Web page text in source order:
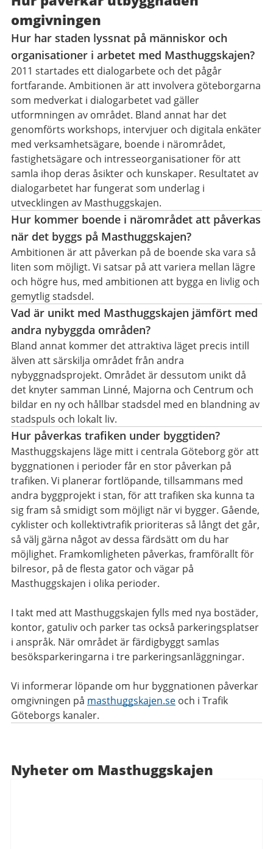
omgivningen
Hur har staden lyssnat på människor och
organisationer i arbetet med Masthuggskajen?
2011 startades ett dialogarbete och det pågår
fortfarande. Ambitionen är att involvera göteborgarna
som medverkat i dialogarbetet vad gäller
utformningen av området. Bland annat har det
genomförts workshops, intervjuer och digitala enkäter
med verksamhetsägare, boende i närområdet,
fastighetsägare och intresseorganisationer för att
samla ihop deras åsikter och kunskaper. Resultatet av
dialogarbetet har fungerat som underlag i
utvecklingen av Masthuggskajen.
Hur kommer boende i närområdet att påverkas
när det byggs på Masthuggskajen?
Ambitionen är att påverkan på de boende ska vara så
liten som möjligt. Vi satsar på att variera mellan lägre
och högre hus, med ambitionen att bygga en livlig och
gemytlig stadsdel.
Vad är unikt med Masthuggskajen jämfört med
andra nybyggda områden?
Bland annat kommer det attraktiva läget precis intill
älven att särskilja området från andra
nybyggnadsprojekt. Området är dessutom unikt då
det knyter samman Linné, Majorna och Centrum och
bildar en ny och hållbar stadsdel med en blandning av
stadspuls och lokalt liv.
Hur påverkas trafiken under byggtiden?
Masthuggskajens läge mitt i centrala Göteborg gör att
byggnationen i perioder får en stor påverkan på
trafiken. Vi planerar fortlöpande, tillsammans med
andra byggprojekt i stan, för att trafiken ska kunna ta
sig fram så smidigt som möjligt när vi bygger. Gående,
cyklister och kollektivtrafik prioriteras så långt det går,
så välj gärna något av dessa färdsätt om du har
möjlighet. Framkomligheten påverkas, framförallt för
bilresor, på de flesta gator och vägar på
Masthuggskajen i olika perioder.
I takt med att Masthuggskajen fylls med nya bostäder,
kontor, gatuliv och parker tas också parkeringsplatser
i anspråk. När området är färdigbyggt samlas
besöksparkeringarna i tre parkeringsanläggningar.
Vi informerar löpande om hur byggnationen påverkar
omgivningen på masthuggskajen.se och i Trafik
Göteborgs kanaler.
Nyheter om Masthuggskajen